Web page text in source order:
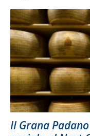
Il Grana